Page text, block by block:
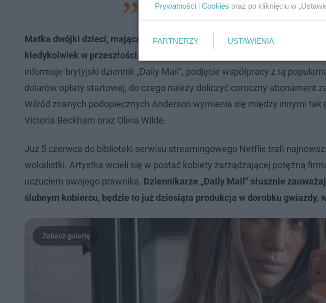
„Wstań i weź się do
Matka dwójki dzieci, mająca za sobą cztery zakończone małżeństwa,
kiedykolwiek w przeszłości. Za jej kondycję odpowiada znana w
informuje brytyjski dziennik „Daily Mail”, podjęcie współpracy z tą
dolarów opłaty startowej, do czego należy doliczyć coroczny abonament
Wśród znanych podopiecznych Anderson wymienia się między innymi tak
Victoria Beckham oraz Olivia Wilde.
Już 5 czerwca do biblioteki serwisu streamingowego Netflix trafi
wokalistki. Artystka wcieli się w postać kobiety zarządzającej potężną
uczuciem swojego prawnika. Dziennikarze „Daily Mail” słusznie
ślubnym kobiercu, będzie to już dziesiąta produkcja w dorobku gwiazdy,
Prywatności i Cookies oraz po kliknięciu w
PARTNERZY USTAWIENIA